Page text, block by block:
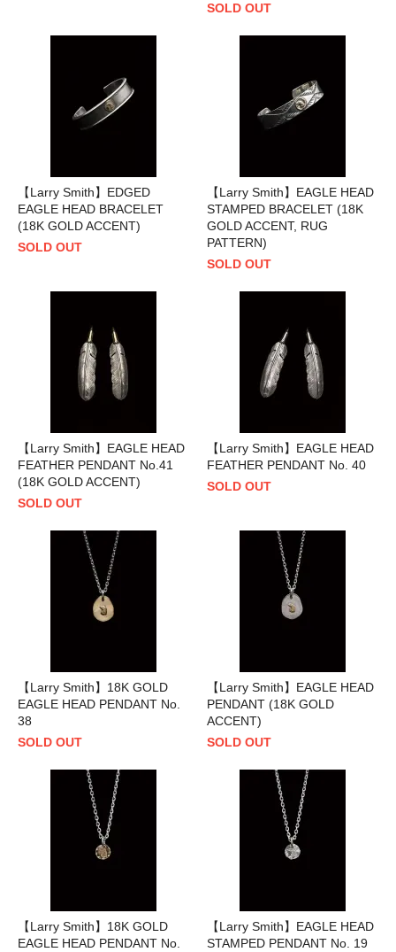
SOLD OUT
【Larry Smith】EDGED
EAGLE HEAD BRACELET
(18K GOLD ACCENT)
SOLD OUT
【Larry Smith】EAGLE HEAD
STAMPED BRACELET (18K
GOLD ACCENT, RUG
PATTERN)
SOLD OUT
【Larry Smith】EAGLE HEAD
FEATHER PENDANT No.41
(18K GOLD ACCENT)
SOLD OUT
【Larry Smith】EAGLE HEAD
FEATHER PENDANT No. 40
SOLD OUT
【Larry Smith】18K GOLD
EAGLE HEAD PENDANT No.
38
SOLD OUT
【Larry Smith】EAGLE HEAD
PENDANT (18K GOLD
ACCENT)
SOLD OUT
【Larry Smith】18K GOLD
EAGLE HEAD PENDANT No.
【Larry Smith】EAGLE HEAD
STAMPED PENDANT No. 19